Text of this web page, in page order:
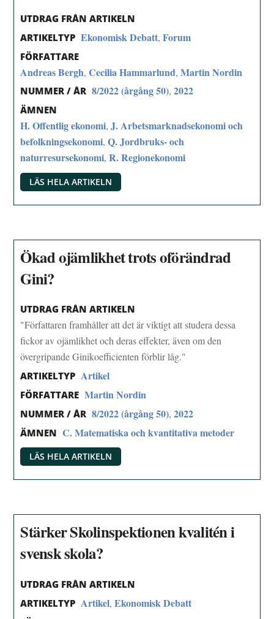
UTDRAG FRÅN ARTIKELN
ARTIKELTYP Ekonomisk Debatt,Forum
FÖRFATTARE
Andreas Bergh,Cecilia Hammarlund,Martin Nordin
NUMMER / ÅR 8/2022 (årgång 50),2022
ÄMNEN
H. Offentlig ekonomi,J. Arbetsmarknadsekonomi och
befolkningsekonomi,Q. Jordbruks- och
naturresursekonomi,R. Regionekonomi
LÄS HELA ARTIKELN
Ökad ojämlikhet trots oförändrad
Gini?
UTDRAG FRÅN ARTIKELN
"Författaren framhåller att det är viktigt att studera dessa
fickor av ojämlikhet och deras effekter, även om den
övergripande Ginikoefficienten förblir låg."
ARTIKELTYP Artikel
FÖRFATTARE Martin Nordin
NUMMER / ÅR 8/2022 (årgång 50),2022
ÄMNEN C. Matematiska och kvantitativa metoder
LÄS HELA ARTIKELN
Stärker Skolinspektionen kvalitén i
svensk skola?
UTDRAG FRÅN ARTIKELN
ARTIKELTYP Artikel,Ekonomisk Debatt